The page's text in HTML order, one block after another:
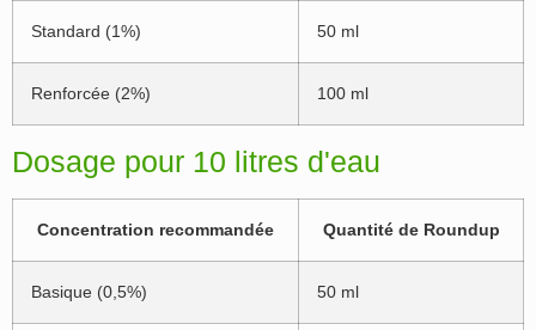
Standard (1%) 50 ml
Renforcée (2%) 100 ml
Dosage pour 10 litres d'eau
Concentration recommandée Quantité de Roundup
Basique (0,5%) 50 ml